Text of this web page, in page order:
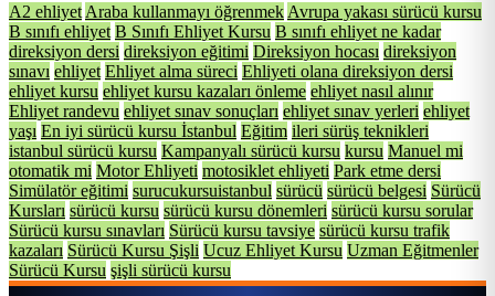
A2 ehliyet Araba kullanmayı öğrenmek Avrupa yakası sürücü kursu
B sınıfı ehliyet B Sınıfı Ehliyet Kursu B sınıfı ehliyet ne kadar
direksiyon dersi direksiyon eğitimi Direksiyon hocası direksiyon
sınavı ehliyet Ehliyet alma süreci Ehliyeti olana direksiyon dersi
ehliyet kursu ehliyet kursu kazaları önleme ehliyet nasıl alınır
Ehliyet randevu ehliyet sınav sonuçları ehliyet sınav yerleri ehliyet
yaşı En iyi sürücü kursu İstanbul Eğitim ileri sürüş teknikleri
istanbul sürücü kursu Kampanyalı sürücü kursu kursu Manuel mi
otomatik mi Motor Ehliyeti motosiklet ehliyeti Park etme dersi
Simülatör eğitimi surucukursuistanbul sürücü sürücü belgesi Sürücü
Kursları sürücü kursu sürücü kursu dönemleri sürücü kursu sorular
Sürücü kursu sınavları Sürücü kursu tavsiye sürücü kursu trafik
kazaları Sürücü Kursu Şişli Ucuz Ehliyet Kursu Uzman Eğitmenler
Sürücü Kursu şişli sürücü kursu